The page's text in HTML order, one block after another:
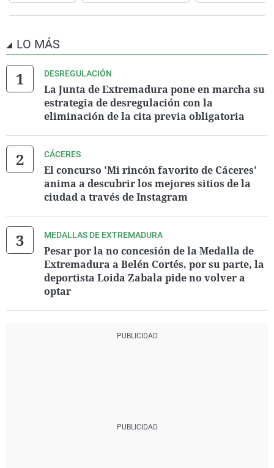
LO MÁS
DESREGULACIÓN
La Junta de Extremadura pone en marcha su
estrategia de desregulación con la
eliminación de la cita previa obligatoria
CÁCERES
El concurso 'Mi rincón favorito de Cáceres'
anima a descubrir los mejores sitios de la
ciudad a través de Instagram
MEDALLAS DE EXTREMADURA
Pesar por la no concesión de la Medalla de
Extremadura a Belén Cortés, por su parte, la
deportista Loida Zabala pide no volver a
optar